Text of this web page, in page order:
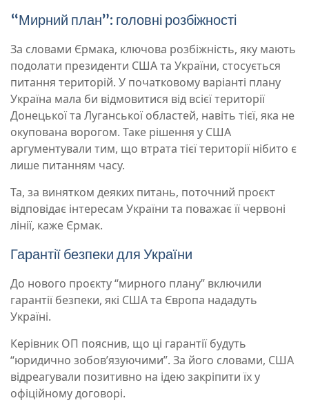
“Мирний план”: головні розбіжності
За словами Єрмака, ключова розбіжність, яку мають
подолати президенти США та України, стосується
питання територій. У початковому варіанті плану
Україна мала би відмовитися від всієї території
Донецької та Луганської областей, навіть тієї, яка не
окупована ворогом. Таке рішення у США
аргументували тим, що втрата тієї території нібито є
лише питанням часу.
Та, за винятком деяких питань, поточний проєкт
відповідає інтересам України та поважає її червоні
лінії, каже Єрмак.
Гарантії безпеки для України
До нового проєкту “мирного плану” включили
гарантії безпеки, які США та Європа нададуть
Україні.
Керівник ОП пояснив, що ці гарантії будуть
“юридично зобов’язуючими”. За його словами, США
відреагували позитивно на ідею закріпити їх у
офіційному договорі.